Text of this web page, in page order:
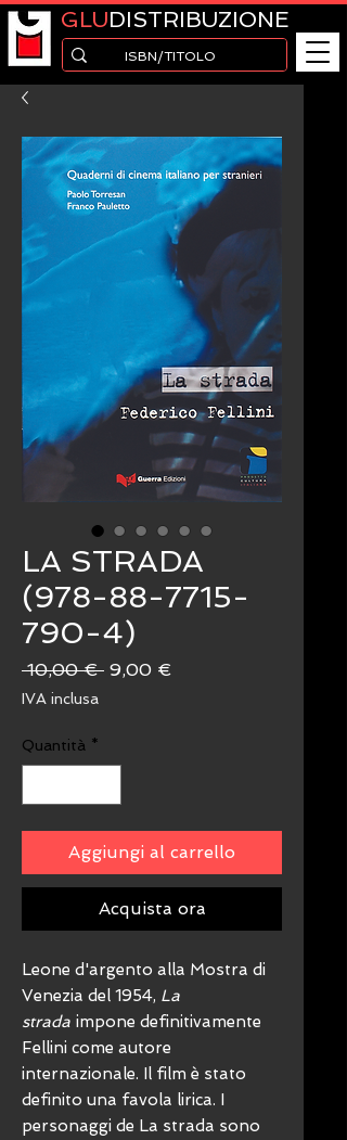
GLUDISTRIBUZIONE
LA STRADA
(978-88-7715-
790-4)
10,00 € Prezzo
9,00 €
IVA inclusa
Quantità *
Aggiungi al carrello
Acquista ora
Leone d'argento alla Mostra di
Venezia del 1954, La
strada impone definitivamente
Fellini come autore
internazionale. Il film è stato
definito una favola lirica. I
personaggi de La strada sono